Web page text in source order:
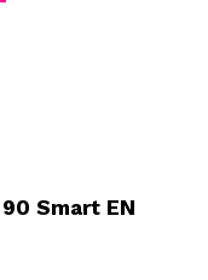
90 Smart EN